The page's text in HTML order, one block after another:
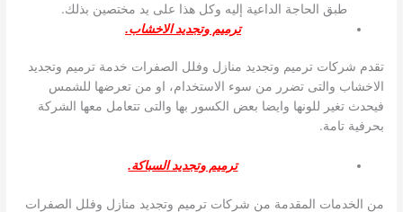
طبق الحاجة الداعية إليه وكل هذا على يد مختصين بذلك.
ترميم وتجديد الاخشاب.
تقدم شركات ترميم وتجديد منازل وفلل الصفرات خدمة ترميم وتجديد
الاخشاب والتى تضرر من سوء الاستخدام، او من تعرضها للشمس
فيحدث تغير للونها وايضا بعض الكسور بها والتى تتعامل معها الشركة
بحرفية تامة.
ترميم وتجديد السباكة.
من الخدمات المقدمة من شركات ترميم وتجديد منازل وفلل الصفرات